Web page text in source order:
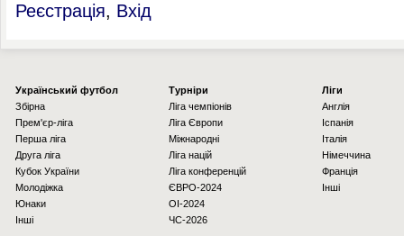
Реєстрація, Вхід
Українcький футбол
Збірна
Прем'єр-ліга
Перша ліга
Друга ліга
Кубок України
Молодіжка
Юнаки
Інші
Турніри
Ліга чемпіонів
Ліга Європи
Міжнародні
Ліга націй
Ліга конференцій
ЄВРО-2024
OI-2024
ЧС-2026
Ліги
Англія
Іспанія
Італія
Німеччина
Франція
Інші